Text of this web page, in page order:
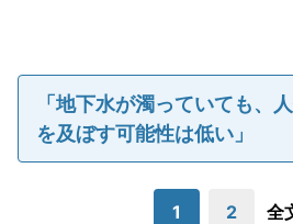
「地下水が濁っていても、
を及ぼす可能性は低い」
1 2 全